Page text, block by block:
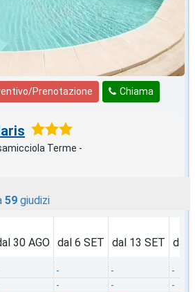
Chiama
Prenotazione
Terme -
59 giudizi
30 AGO dal 6 SET
-
-
dal 13 SET
-
-
dal
-
-